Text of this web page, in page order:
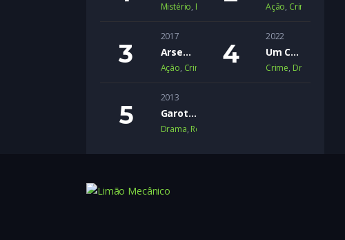
Mistério, Romance SuspenseAção, Crime
2017
Arsenal
Ação, Crime
2022
Um Crime Passional
Crime, Drama
2013
Garotas Inocentes
Drama, Romance